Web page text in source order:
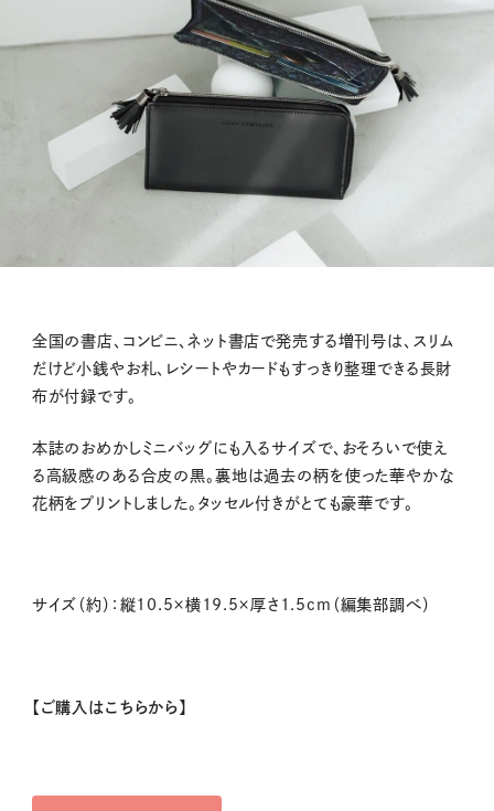
全国の書店、コンビニ、ネット書店で発売する増刊号は、スリム
だけど小銭やお札、レシートやカードもすっきり整理できる長財
布が付録です。
本誌のおめかしミニバッグにも入るサイズで、おそろいで使え
る高級感のある合皮の黒。裏地は過去の柄を使った華やかな
花柄をプリントしました。タッセル付きがとても豪華です。
サイズ（約）：縦10.5×横19.5×厚さ1.5cm（編集部調べ）
【ご購入はこちらから】